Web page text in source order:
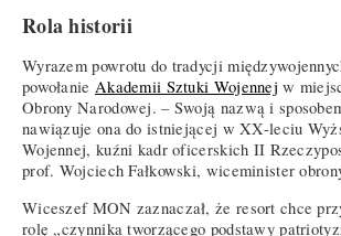
Rola historii
Wyrazem powrotu do tradycji
powołanie Akademii Sztuki Wojennej w
Obrony Narodowej. – Swoją nazwą i
nawiązuje ona do istniejącej w XX-leciu
Wojennej, kuźni kadr oficerskich II
prof. Wojciech Fałkowski, wiceminister
Wiceszef MON zaznaczał, że resort chce
rolę „czynnika tworzącego podstawy